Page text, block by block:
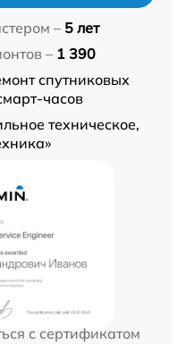
– 5 лет
– 1 390
спутниковых
часов
техническое,
с сертификатом